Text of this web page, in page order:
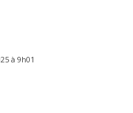
à 9h01